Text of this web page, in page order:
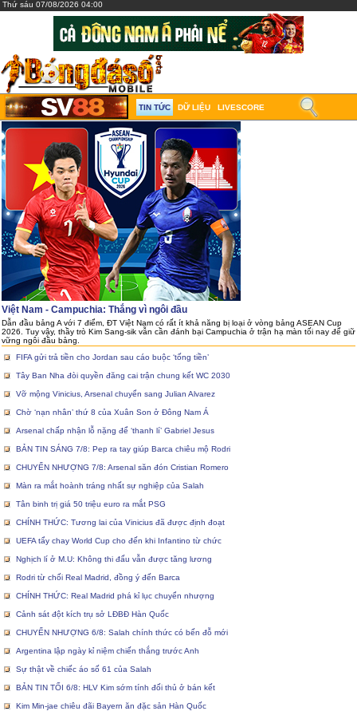
Thứ sáu 07/08/2026 04:00
TIN TỨC DỮ LIỆU LIVESCORE
Việt Nam - Campuchia: Thắng vì ngôi đầu
Dẫn đầu bảng A với 7 điểm, ĐT Việt Nam có rất ít khả năng bị loại ở vòng bảng ASEAN Cup
2026. Tuy vậy, thầy trò Kim Sang-sik vẫn cần đánh bại Campuchia ở trận hạ màn tối nay để giữ
vững ngôi đầu bảng.
FIFA gửi trả tiền cho Jordan sau cáo buộc ‘tống tiền’
Tây Ban Nha đòi quyền đăng cai trận chung kết WC 2030
Vỡ mộng Vinicius, Arsenal chuyển sang Julian Alvarez
Chờ ‘nạn nhân’ thứ 8 của Xuân Son ở Đông Nam Á
Arsenal chấp nhận lỗ nặng để ‘thanh lí’ Gabriel Jesus
BẢN TIN SÁNG 7/8: Pep ra tay giúp Barca chiêu mộ Rodri
CHUYỂN NHƯỢNG 7/8: Arsenal săn đón Cristian Romero
Màn ra mắt hoành tráng nhất sự nghiệp của Salah
Tân binh trị giá 50 triệu euro ra mắt PSG
CHÍNH THỨC: Tương lai của Vinicius đã được định đoạt
UEFA tẩy chay World Cup cho đến khi Infantino từ chức
Nghịch lí ở M.U: Không thi đấu vẫn được tăng lương
Rodri từ chối Real Madrid, đồng ý đến Barca
CHÍNH THỨC: Real Madrid phá kỉ lục chuyển nhượng
Cảnh sát đột kích trụ sở LĐBĐ Hàn Quốc
CHUYỂN NHƯỢNG 6/8: Salah chính thức có bến đỗ mới
Argentina lập ngày kỉ niệm chiến thắng trước Anh
Sự thật về chiếc áo số 61 của Salah
BẢN TIN TỐI 6/8: HLV Kim sớm tính đối thủ ở bán kết
Kim Min-jae chiêu đãi Bayern ăn đặc sản Hàn Quốc